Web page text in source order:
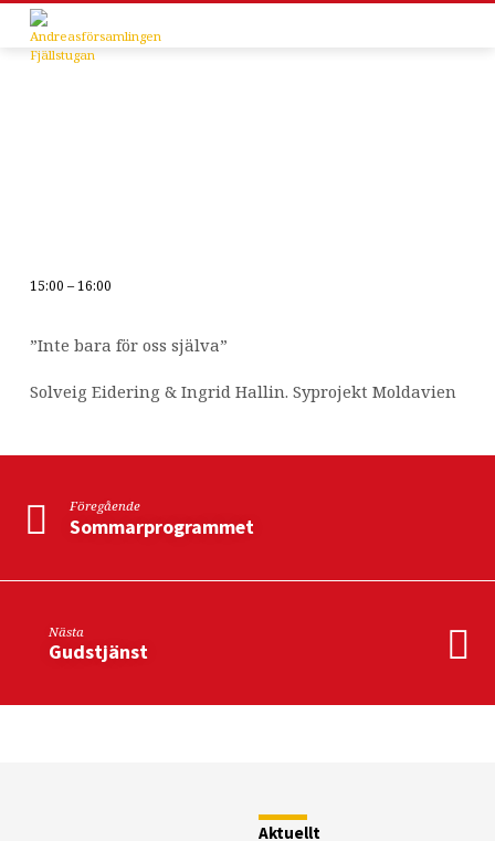
15:00 – 16:00
”Inte bara för oss själva”
Solveig Eidering & Ingrid Hallin. Syprojekt Moldavien
Föregående
Sommarprogrammet
Nästa
Gudstjänst
Aktuellt